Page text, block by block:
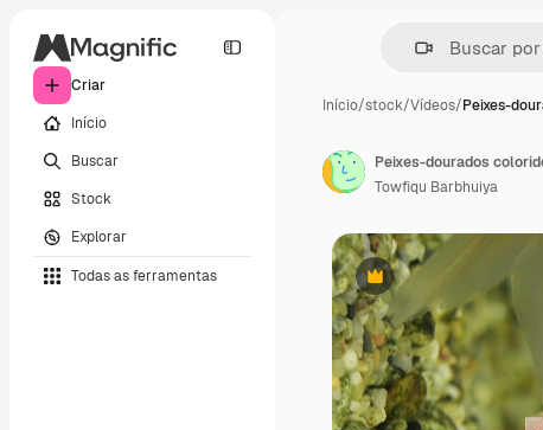
Criar
Início
Buscar
Stock
Explorar
Todas as ferramentas
Início/stock/Vídeos/Peixes-
Premium
Peixes-dourados
Towfiqu Barbhuiya